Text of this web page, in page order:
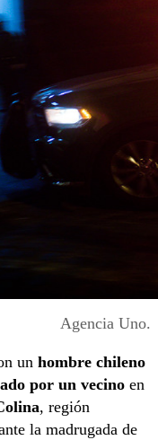
Agencia Uno.
un hombre chileno
por un vecino en
, región
la madrugada de